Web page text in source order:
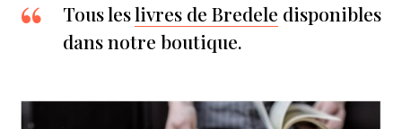
Tous leslivres de Bredele disponibles
dans notre boutique.